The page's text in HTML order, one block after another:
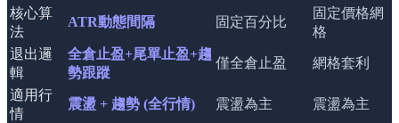
核心算
法
ATR動態間隔 固定百分比
固定價格網
格
退出邏
輯
全倉止盈+尾單止盈+趨
勢跟蹤
僅全倉止盈 網格套利
適用行
情
震盪 + 趨勢 (全行情) 震盪為主 震盪為主